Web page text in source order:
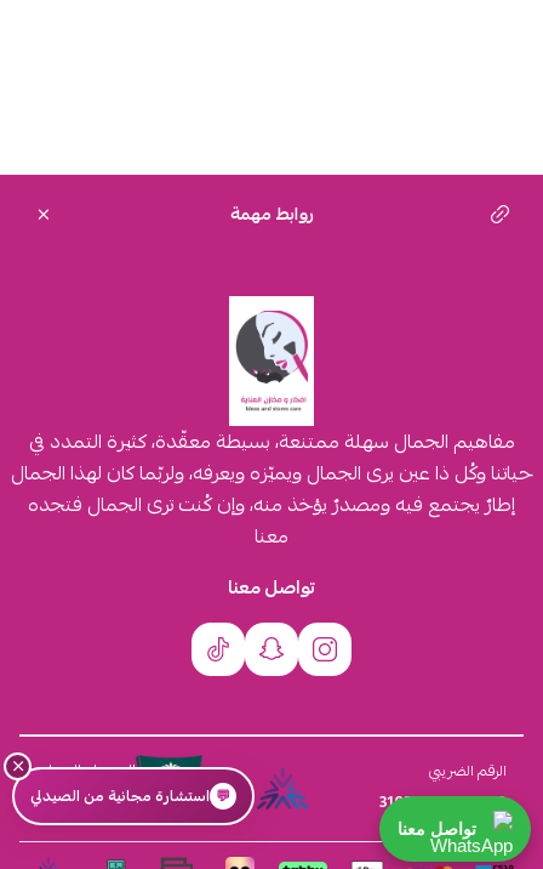
روابط مهمة
مفاهيم الجمال سهلة ممتنعة، بسيطة معقّدة، كثيرة التمدد في
حياتنا وكُل ذا عين يرى الجمال ويميّزه ويعرفه، ولربّما كان لهذا الجمال
إطارٌ يجتمع فيه ومصدرٌ يؤخذ منه، وإن كُنت ترى الجمال فتجده
معنا
تواصل معنا
الرقم الضريبي
310555259800003
السجل التجاري
4030431116
×
💬 استشارة مجانية من الصيدلي
تواصل معنا